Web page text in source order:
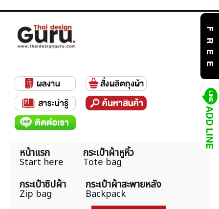
หน้าแรก
Start here
กระเป๋าผ้าหูหิ้ว
Tote bag
กระเป๋าซิปผ้า
Zip bag
กระเป๋าผ้าสะพายหลัง
Backpack